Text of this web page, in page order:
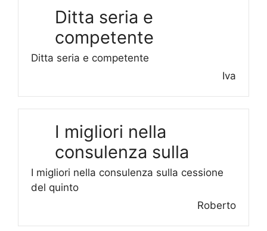
Ditta seria e
competente
Ditta seria e competente
Iva
I migliori nella
consulenza sulla
I migliori nella consulenza sulla cessione
del quinto
Roberto